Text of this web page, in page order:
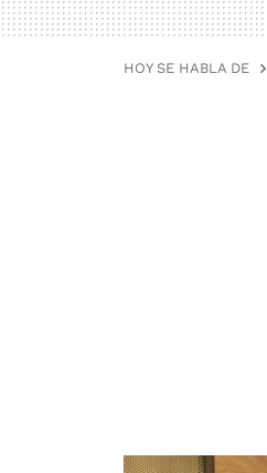
HOY SE HABLA DE